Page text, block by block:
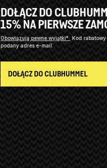
DOŁĄCZ DO
15% NA PIERWSZE
Obowiązują pewne wyjątki*
Kod
podany adres e-mail.
DOŁĄCZ DO CLUBHUMMEL